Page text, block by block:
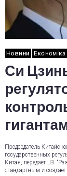
Новини Економіка
Си
Председатель
государственных
Китая, передаёт LB.
стандартным и